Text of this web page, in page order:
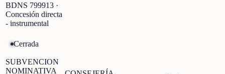
BDNS 799913 ·
Concesión directa
- instrumental
Cerrada
SUBVENCION
NOMINATIVA